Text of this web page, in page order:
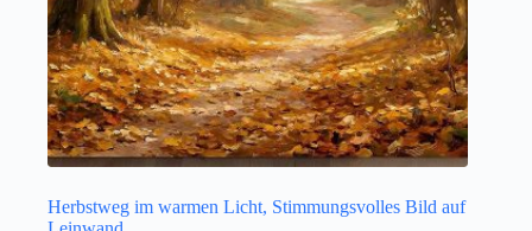
Herbstweg im warmen Licht, Stimmungsvolles Bild auf